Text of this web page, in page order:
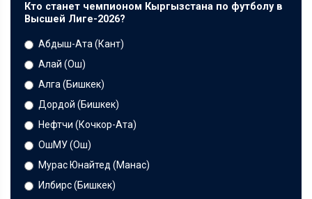
Кто станет чемпионом Кыргызстана по футболу в
Высшей Лиге-2026?
Абдыш-Ата (Кант)
Алай (Ош)
Алга (Бишкек)
Дордой (Бишкек)
Нефтчи (Кочкор-Ата)
ОшМУ (Ош)
Мурас Юнайтед (Манас)
Илбирс (Бишкек)